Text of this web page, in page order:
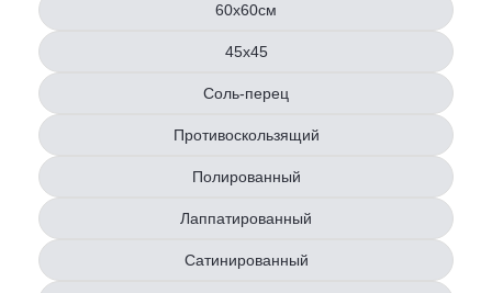
60х60см
45х45
Соль-перец
Противоскользящий
Полированный
Лаппатированный
Сатинированный